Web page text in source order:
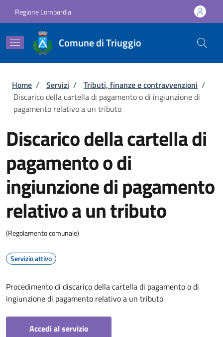
Regione Lombardia
Comune di Triuggio
Briciole di pane
Home / Servizi / Tributi, finanze e contravvenzioni /
Discarico della cartella di pagamento o di ingiunzione di
pagamento relativo a un tributo
Discarico della cartella di
pagamento o di
ingiunzione di pagamento
relativo a un tributo
(Regolamento comunale)
Servizio attivo
Procedimento di discarico della cartella di pagamento o di
ingiunzione di pagamento relativo a un tributo
Accedi al servizio